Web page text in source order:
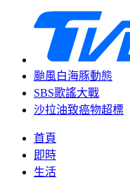
颱風白海豚動態
SBS歌謠大戰
沙拉油致癌物超標
首頁
即時
生活